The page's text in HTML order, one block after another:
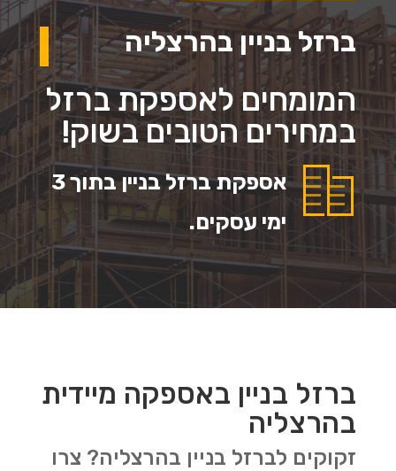
ברזל בניין בהרצליה
המומחים לאספקת ברזל
במחירים הטובים בשוק!
אספקת ברזל בניין בתוך 3
ימי עסקים.
ברזל בניין באספקה מיידית
בהרצליה
זקוקים לברזל בניין בהרצליה? צרו